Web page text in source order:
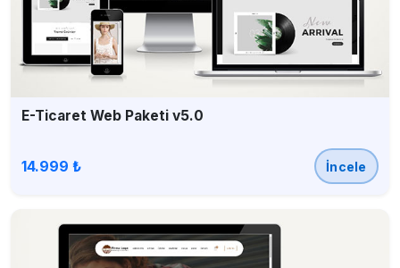
E-Ticaret Web Paketi v5.0
14.999 ₺ İncele